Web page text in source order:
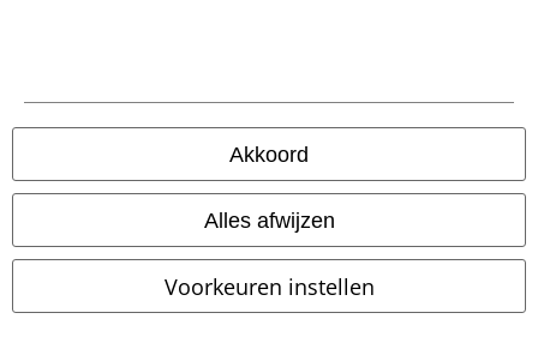
Akkoord
Alles afwijzen
Voorkeuren instellen
Betaalmethodes